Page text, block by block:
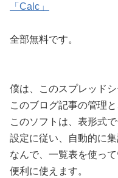
「Calc」
全部無料です。
僕は、このスプレッドシ
このブログ記事の管理
このソフトは、表形式で
設定に従い、自動的に集
なんで、一覧表を使っ
便利に使えます。